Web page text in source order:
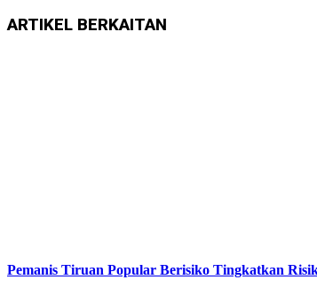
ARTIKEL BERKAITAN
Pemanis Tiruan Popular Berisiko Tingkatkan